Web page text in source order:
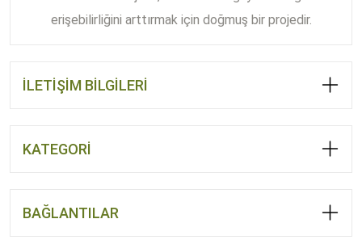
erişebilirliğini arttırmak için doğmuş bir projedir.
İLETİŞİM BİLGİLERİ
KATEGORİ
BAĞLANTILAR